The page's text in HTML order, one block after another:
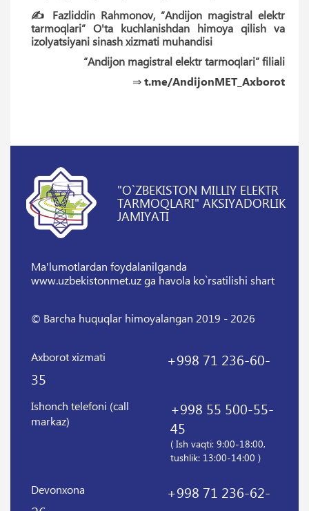
✍️ Fazliddin Rahmonov, “Andijon magistral elektr
tarmoqlari” O'ta kuchlanishdan himoya qilish va
izolyatsiyani sinash xizmati muhandisi
“Andijon magistral elektr tarmoqlari” filiali
⇒t.me/AndijonMET_Axborot
"O`ZBEKISTON MILLIY ELEKTR
TARMOQLARI" AKSIYADORLIK
JAMIYATI
Ma'lumotlardan foydalanilganda
www.uzbekistonmet.uz ga havola ko`rsatilishi shart
© Barcha huquqlar himoyalangan 2019 - 2026
Axborot xizmati
+998 71 236-60-
35
Ishonch telefoni (call
markaz)
+998 55 500-55-
45
( Ish vaqti: 9:00-18:00,
tushlik: 13:00-14:00 )
Devonxona
+998 71 236-62-